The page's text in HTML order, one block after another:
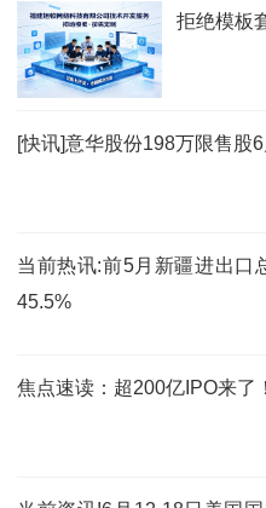
拒绝模板
[快讯]意华股份198万限售股
当前热讯:前5月新疆进出口
45.5%
焦点速读：超200亿IPO来了